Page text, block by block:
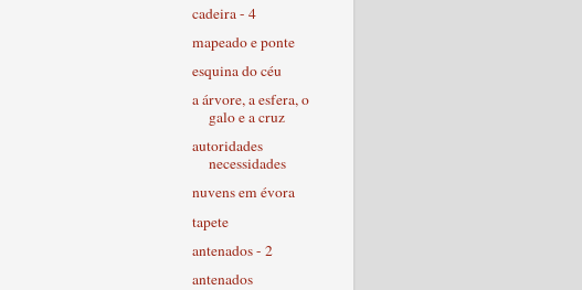
cadeira - 4
mapeado e ponte
esquina do céu
a árvore, a esfera, o
galo e a cruz
autoridades
necessidades
nuvens em évora
tapete
antenados - 2
antenados